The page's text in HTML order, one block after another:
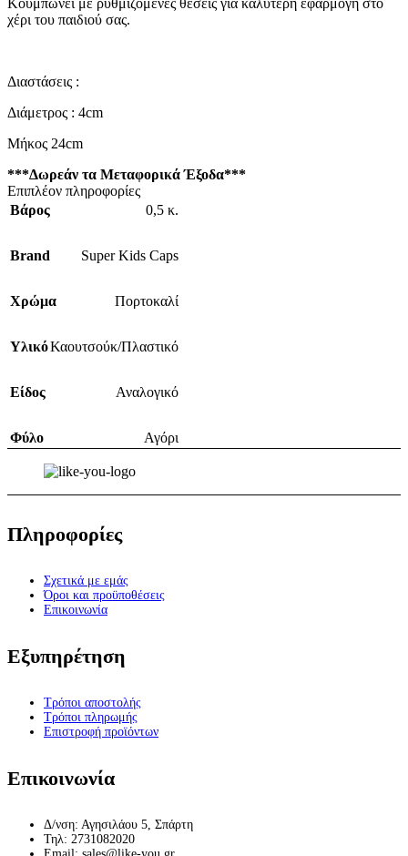
Κουμπώνει με ρυθμιζόμενες θέσεις για καλύτερη εφαρμογή στο
χέρι του παιδιού σας.
Διαστάσεις :
Διάμετρος : 4cm
Μήκος 24cm
***Δωρεάν τα Μεταφορικά Έξοδα***
Επιπλέον πληροφορίες
Βάρος
0,5 κ.
Brand Super Kids Caps
Χρώμα Πορτοκαλί
ΥλικόΚαουτσούκ/Πλαστικό
Είδος Αναλογικό
Φύλο Αγόρι
Πληροφορίες
Σχετικά με εμάς
Όροι και προϋποθέσεις
Επικοινωνία
Εξυπηρέτηση
Τρόποι αποστολής
Τρόποι πληρωμής
Επιστροφή προϊόντων
Επικοινωνία
Δ/νση: Αγησιλάου 5, Σπάρτη
Τηλ: 2731082020